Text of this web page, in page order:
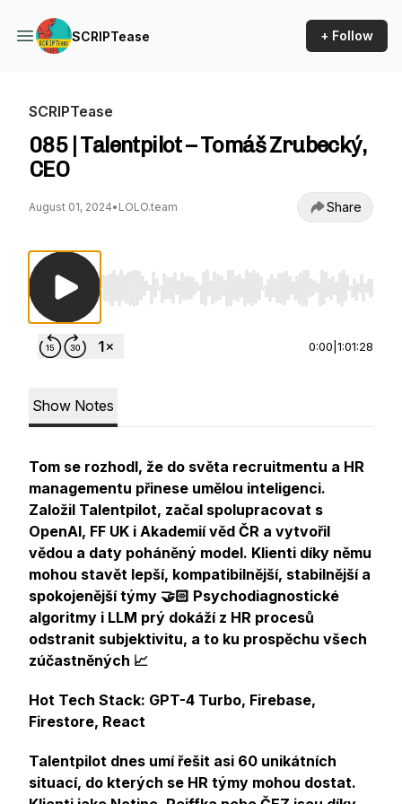
SCRIPTease + Follow
SCRIPTease
085 | Talentpilot – Tomáš Zrubecký,
CEO
August 01, 2024• LOLO.team Share
Use Left/Right to seek, Home/End to jump to
0:00 1:01:28
Show Notes
Tom se rozhodl, že do světa recruitmentu a HR
managementu přinese umělou inteligenci.
Založil Talentpilot, začal spolupracovat s
OpenAI, FF UK i Akademií věd ČR a vytvořil
vědou a daty poháněný model. Klienti díky němu
mohou stavět lepší, kompatibilnější, stabilnější a
spokojenější týmy 🤝🏻 Psychodiagnostické
algoritmy i LLM prý dokáží z HR procesů
odstranit subjektivitu, a to ku prospěchu všech
zúčastněných 📈
Hot Tech Stack: GPT-4 Turbo, Firebase,
Firestore, React
Talentpilot dnes umí řešit asi 60 unikátních
situací, do kterých se HR týmy mohou dostat.